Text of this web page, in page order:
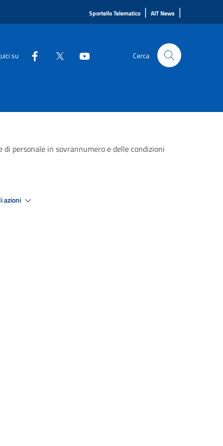
Sportello Telematico | AIT News |
su Cerca
personale in sovrannumero e delle condizioni
azioni